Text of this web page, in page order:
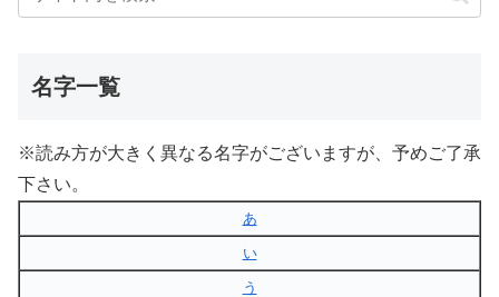
名字一覧
※読み方が大きく異なる名字がございますが、予めご了承
下さい。
あ
い
う